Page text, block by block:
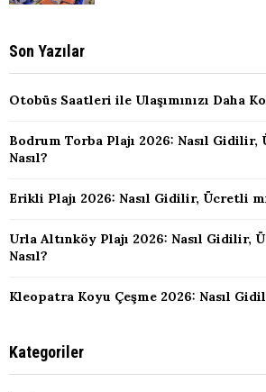
Son Yazılar
Otobüs Saatleri ile Ulaşımınızı Daha
Bodrum Torba Plajı 2026: Nasıl
Nasıl?
Erikli Plajı 2026: Nasıl Gidilir, Ücretli
Urla Altınköy Plajı 2026: Nasıl Gidilir,
Nasıl?
Kleopatra Koyu Çeşme 2026: Nasıl
Kategoriler